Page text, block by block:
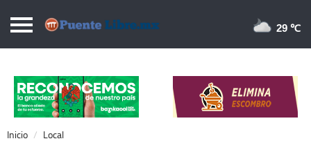
Puentelibre.mx
Local
Nacional
Opinión
29 ℃
Inicio Local